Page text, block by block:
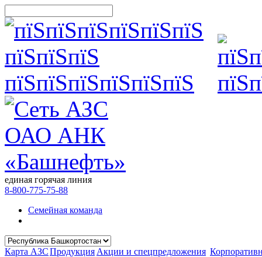
единая горячая линия
8-800-775-75-88
Семейная команда
Карта АЗСПродукция Акции и спецпредложения